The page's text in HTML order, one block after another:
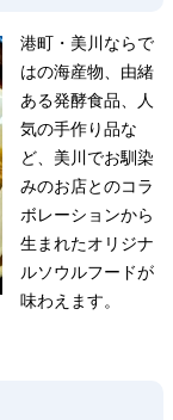
港町・美川ならで
はの海産物、由緒
ある発酵食品、人
気の手作り品な
ど、美川でお馴染
みのお店とのコラ
ボレーションから
生まれたオリジナ
ルソウルフードが
味わえます。